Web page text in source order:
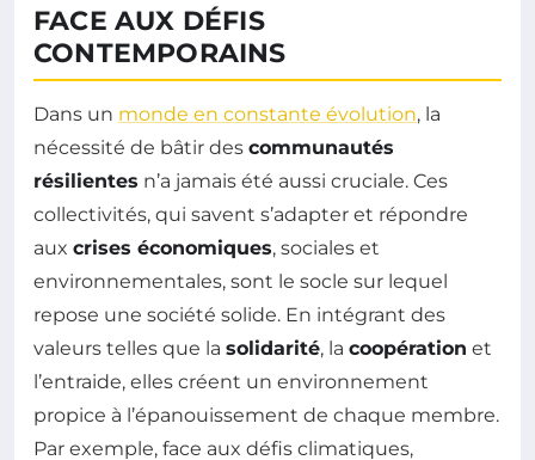
FACE AUX DÉFIS
CONTEMPORAINS
Dans un monde en constante évolution, la
nécessité de bâtir des communautés
résilientes n’a jamais été aussi cruciale. Ces
collectivités, qui savent s’adapter et répondre
aux crises économiques, sociales et
environnementales, sont le socle sur lequel
repose une société solide. En intégrant des
valeurs telles que la solidarité, la coopération et
l’entraide, elles créent un environnement
propice à l’épanouissement de chaque membre.
Par exemple, face aux défis climatiques,